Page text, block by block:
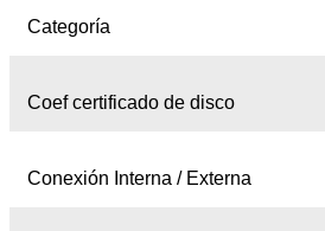
Categoría
Coef certificado de disco
Conexión Interna / Externa